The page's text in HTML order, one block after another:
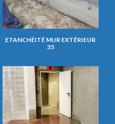
ETANCHÉITÉ MUR EXTÉRIEUR
35